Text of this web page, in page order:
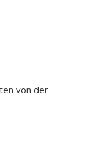
von der